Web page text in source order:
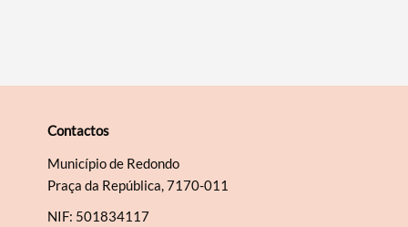
Contactos
Município de Redondo
Praça da República, 7170-011
NIF: 501834117